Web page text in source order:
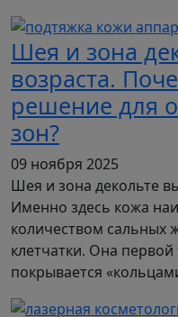
Шея и зона
возраста.
решение для
зон?
09 ноября 2025
Шея и зона декольте
Именно здесь кожа
количеством сальных
клетчатки. Она первой
покрывается